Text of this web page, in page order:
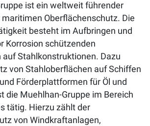
ist ein weltweit führender
Oberflächenschutz. Die
besteht im Aufbringen und
Korrosion schützenden
auf Stahlkonstruktionen. Dazu
von Stahloberflächen auf Schiffen
Förderplattformen für Öl und
die Muehlhan-Gruppe im Bereich
tätig. Hierzu zählt der
von Windkraftanlagen,